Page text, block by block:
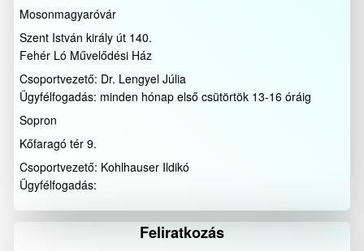
Mosonmagyaróvár
Szent István király út 140.
Fehér Ló Művelődési Ház
Csoportvezető: Dr. Lengyel Júlia
Ügyfélfogadás: minden hónap első csütörtök 13-16 óráig
Sopron
Kőfaragó tér 9.
Csoportvezető: Kohlhauser Ildikó
Ügyfélfogadás:
Feliratkozás